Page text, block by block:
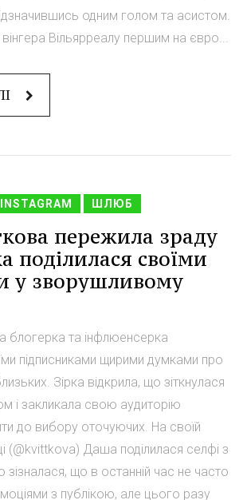
одним голом та асистом.
Вільярреалу першим на євро...
INSTAGRAM ШЛЮБ
пережила зраду
поділилася своїми
у зворушливому
блогерка та інфлюенсерка
підписниками щирими думками про
Зірка відкрила, що зіткнулася
і закликала свою аудиторію
до вибору оточуючих. На своїй
(@kvittkova) Даша поділилася селфі з
зізналася, що в останній час не часто
з публікою, але цього разу